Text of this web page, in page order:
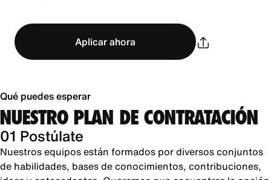
Aplicar ahora
Qué puedes esperar
NUESTRO PLAN DE CONTRATACIÓN
01 Postúlate
Nuestros equipos están formados por diversos conjuntos
de habilidades, bases de conocimientos, contribuciones,